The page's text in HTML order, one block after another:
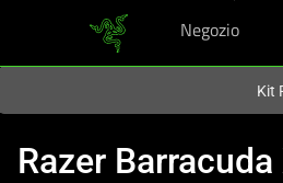
Negozio
Kit
Razer Barracuda